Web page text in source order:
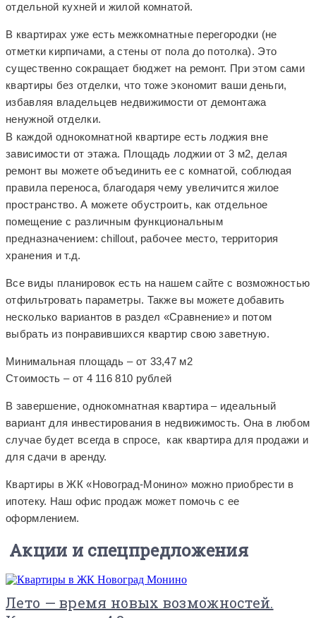
отдельной кухней и жилой комнатой.
В квартирах уже есть межкомнатные перегородки (не
отметки кирпичами, а стены от пола до потолка). Это
существенно сокращает бюджет на ремонт. При этом сами
квартиры без отделки, что тоже экономит ваши деньги,
избавляя владельцев недвижимости от демонтажа
ненужной отделки.
В каждой однокомнатной квартире есть лоджия вне
зависимости от этажа. Площадь лоджии от 3 м2, делая
ремонт вы можете объединить ее с комнатой, соблюдая
правила переноса, благодаря чему увеличится жилое
пространство. А можете обустроить, как отдельное
помещение с различным функциональным
предназначением: chillout, рабочее место, территория
хранения и т.д.
Все виды планировок есть на нашем сайте с возможностью
отфильтровать параметры. Также вы можете добавить
несколько вариантов в раздел «Сравнение» и потом
выбрать из понравившихся квартир свою заветную.
Минимальная площадь – от 33,47 м2
Стоимость – от 4 116 810 рублей
В завершение, однокомнатная квартира – идеальный
вариант для инвестирования в недвижимость. Она в любом
случае будет всегда в спросе, как квартира для продажи и
для сдачи в аренду.
Квартиры в ЖК «Новоград-Монино» можно приобрести в
ипотеку. Наш офис продаж может помочь с ее
оформлением.
Акции и спецпредложения
Лето — время новых возможностей.